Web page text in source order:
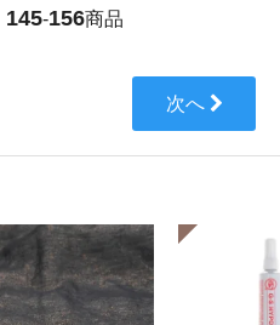
145-156商品
次へ